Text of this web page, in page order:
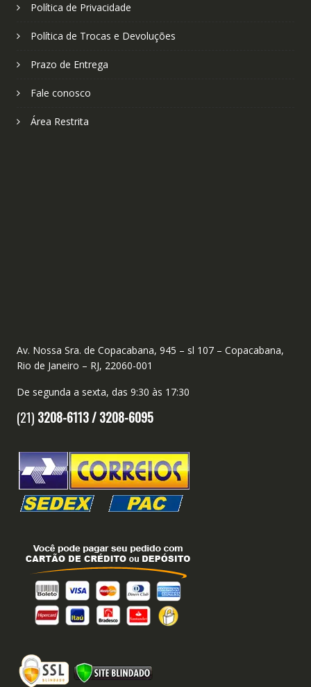
Política de Privacidade
Política de Trocas e Devoluções
Prazo de Entrega
Fale conosco
Área Restrita
Av. Nossa Sra. de Copacabana, 945 – sl 107 – Copacabana,
Rio de Janeiro – RJ, 22060-001
De segunda a sexta, das 9:30 às 17:30
(21) 3208-6113 /3208-6095